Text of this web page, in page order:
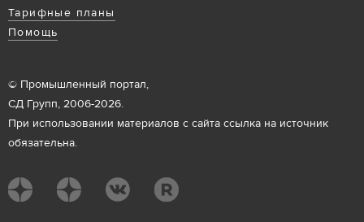
Тарифные планы
Помощь
© Промышленный портал,
СД Групп, 2006-2026.
При использовании материалов с сайта ссылка на источник
обязательна.